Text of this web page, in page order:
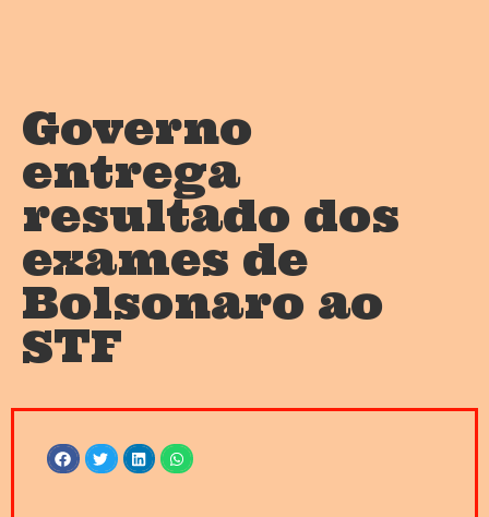
Governo
entrega
resultado dos
exames de
Bolsonaro ao
STF